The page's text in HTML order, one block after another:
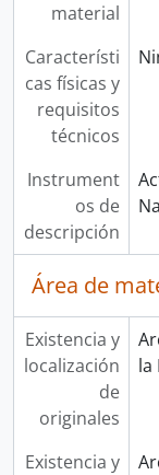
material
Característi
cas físicas y
requisitos
técnicos
Instrument
os de
descripción
Área de
Existencia y
localización
de
originales
la
Existencia y